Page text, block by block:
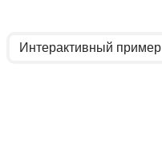
Интерактивный пример